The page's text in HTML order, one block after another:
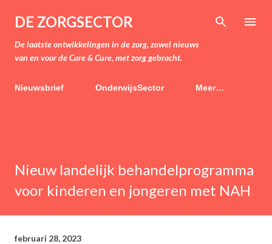
Doorgaan naar hoofdcontent
DE ZORGSECTOR
De laatste ontwikkelingen in de zorg, zowel nieuws
van en voor de Care & Cure, met zorg gebracht.
Nieuwsbrief OnderwijsSector Meer…
Nieuw landelijk behandelprogramma
voor kinderen en jongeren met NAH
februari 28, 2023